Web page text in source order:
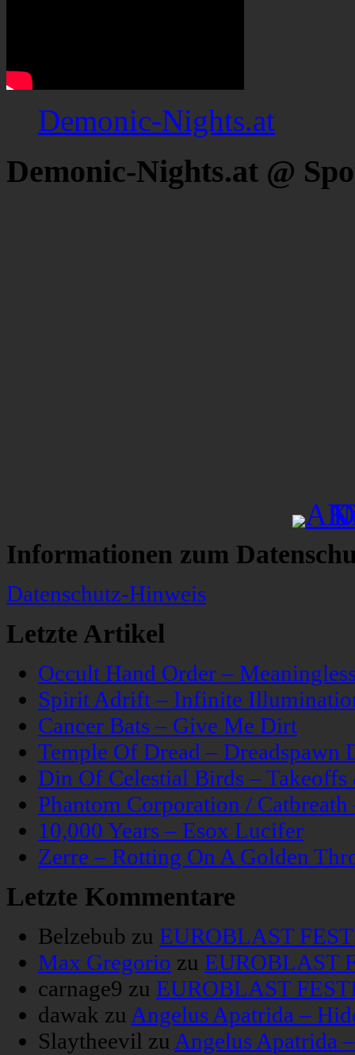
Demonic-Nights.at
Demonic-Nights.at @
Informationen zum
Datenschutz-Hinweis
Letzte Artikel
Occult Hand Order –
Spirit Adrift – Infinite
Cancer Bats – Give Me Dirt
Temple Of Dread – Dreadspawn
Din Of Celestial Birds –
Phantom Corporation /
10,000 Years – Esox Lucifer
Zerre – Rotting On A Golden
Letzte Kommentare
Belzebub zu EUROBLAST
Max Gregorio zu EUROBLAST
carnage9 zu EUROBLAST
dawak zu Angelus Apatrida –
Slaytheevil zu Angelus Apatrida